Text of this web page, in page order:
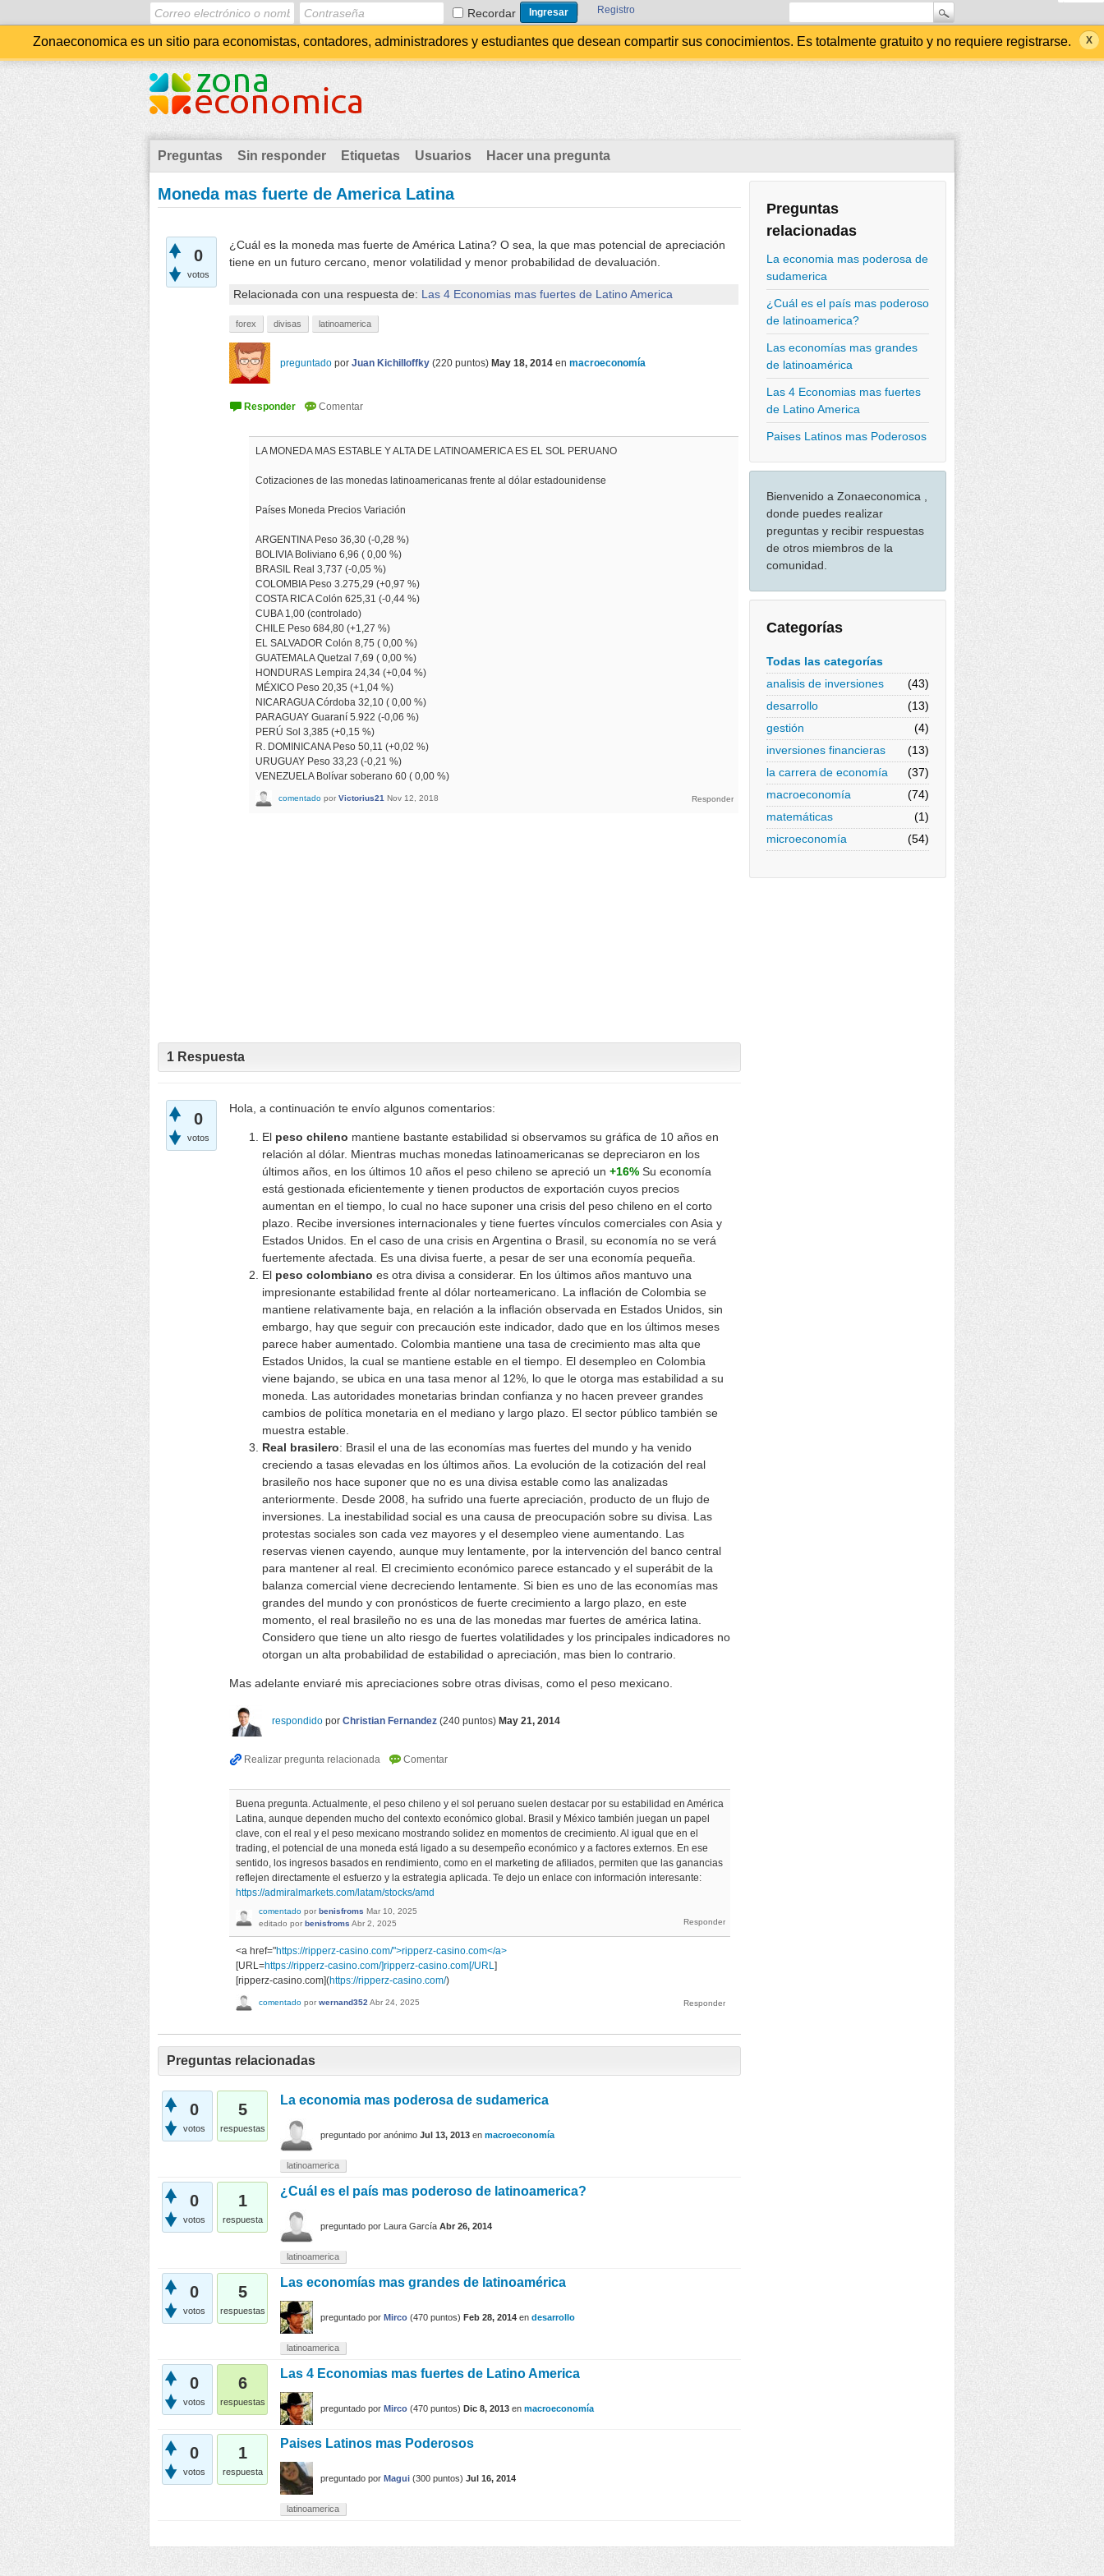
Recordar Registro
Zonaeconomica es un sitio para economistas, contadores, administradores y estudiantes que desean compartir sus conocimientos. Es totalmente gratuito y no requiere registrarse.
Preguntas Sin responder Etiquetas Usuarios Hacer una pregunta
Preguntas
relacionadas
La economia mas poderosa de
sudamerica
¿Cuál es el país mas poderoso
de latinoamerica?
Las economías mas grandes
de latinoamérica
Las 4 Economias mas fuertes
de Latino America
Paises Latinos mas Poderosos
Bienvenido a Zonaeconomica ,
donde puedes realizar
preguntas y recibir respuestas
de otros miembros de la
comunidad.
Categorías
Todas las categorías
analisis de inversiones
(43)
desarrollo
(13)
gestión
(4)
inversiones financieras
(13)
la carrera de economía
(37)
macroeconomía
(74)
matemáticas
(1)
microeconomía
(54)
Moneda mas fuerte de America Latina
0
votos
¿Cuál es la moneda mas fuerte de América Latina? O sea, la que mas potencial de apreciación
tiene en un futuro cercano, menor volatilidad y menor probabilidad de devaluación.
Relacionada con una respuesta de: Las 4 Economias mas fuertes de Latino America
forex divisas latinoamerica
preguntado por Juan Kichilloffky (220 puntos) May 18, 2014 en macroeconomía
LA MONEDA MAS ESTABLE Y ALTA DE LATINOAMERICA ES EL SOL PERUANO
Cotizaciones de las monedas latinoamericanas frente al dólar estadounidense
Países Moneda Precios Variación
ARGENTINA Peso 36,30 (-0,28 %)
BOLIVIA Boliviano 6,96 ( 0,00 %)
BRASIL Real 3,737 (-0,05 %)
COLOMBIA Peso 3.275,29 (+0,97 %)
COSTA RICA Colón 625,31 (-0,44 %)
CUBA 1,00 (controlado)
CHILE Peso 684,80 (+1,27 %)
EL SALVADOR Colón 8,75 ( 0,00 %)
GUATEMALA Quetzal 7,69 ( 0,00 %)
HONDURAS Lempira 24,34 (+0,04 %)
MÉXICO Peso 20,35 (+1,04 %)
NICARAGUA Córdoba 32,10 ( 0,00 %)
PARAGUAY Guaraní 5.922 (-0,06 %)
PERÚ Sol 3,385 (+0,15 %)
R. DOMINICANA Peso 50,11 (+0,02 %)
URUGUAY Peso 33,23 (-0,21 %)
VENEZUELA Bolívar soberano 60 ( 0,00 %)
comentado por Victorius21 Nov 12, 2018
1 Respuesta
0
votos
Hola, a continuación te envío algunos comentarios:
El peso chileno mantiene bastante estabilidad si observamos su gráfica de 10 años en
relación al dólar. Mientras muchas monedas latinoamericanas se depreciaron en los
últimos años, en los últimos 10 años el peso chileno se apreció un +16% Su economía
está gestionada eficientemente y tienen productos de exportación cuyos precios
aumentan en el tiempo, lo cual no hace suponer una crisis del peso chileno en el corto
plazo. Recibe inversiones internacionales y tiene fuertes vínculos comerciales con Asia y
Estados Unidos. En el caso de una crisis en Argentina o Brasil, su economía no se verá
fuertemente afectada. Es una divisa fuerte, a pesar de ser una economía pequeña.
El peso colombiano es otra divisa a considerar. En los últimos años mantuvo una
impresionante estabilidad frente al dólar norteamericano. La inflación de Colombia se
mantiene relativamente baja, en relación a la inflación observada en Estados Unidos, sin
embargo, hay que seguir con precaución este indicador, dado que en los últimos meses
parece haber aumentado. Colombia mantiene una tasa de crecimiento mas alta que
Estados Unidos, la cual se mantiene estable en el tiempo. El desempleo en Colombia
viene bajando, se ubica en una tasa menor al 12%, lo que le otorga mas estabilidad a su
moneda. Las autoridades monetarias brindan confianza y no hacen preveer grandes
cambios de política monetaria en el mediano y largo plazo. El sector público también se
muestra estable.
Real brasilero: Brasil el una de las economías mas fuertes del mundo y ha venido
creciendo a tasas elevadas en los últimos años. La evolución de la cotización del real
brasileño nos hace suponer que no es una divisa estable como las analizadas
anteriormente. Desde 2008, ha sufrido una fuerte apreciación, producto de un flujo de
inversiones. La inestabilidad social es una causa de preocupación sobre su divisa. Las
protestas sociales son cada vez mayores y el desempleo viene aumentando. Las
reservas vienen cayendo, aunque muy lentamente, por la intervención del banco central
para mantener al real. El crecimiento económico parece estancado y el superábit de la
balanza comercial viene decreciendo lentamente. Si bien es uno de las economías mas
grandes del mundo y con pronósticos de fuerte crecimiento a largo plazo, en este
momento, el real brasileño no es una de las monedas mar fuertes de américa latina.
Considero que tiene un alto riesgo de fuertes volatilidades y los principales indicadores no
otorgan un alta probabilidad de estabilidad o apreciación, mas bien lo contrario.
Mas adelante enviaré mis apreciaciones sobre otras divisas, como el peso mexicano.
respondido por Christian Fernandez (240 puntos) May 21, 2014
Buena pregunta. Actualmente, el peso chileno y el sol peruano suelen destacar por su estabilidad en América
Latina, aunque dependen mucho del contexto económico global. Brasil y México también juegan un papel
clave, con el real y el peso mexicano mostrando solidez en momentos de crecimiento. Al igual que en el
trading, el potencial de una moneda está ligado a su desempeño económico y a factores externos. En ese
sentido, los ingresos basados en rendimiento, como en el marketing de afiliados, permiten que las ganancias
reflejen directamente el esfuerzo y la estrategia aplicada. Te dejo un enlace con información interesante:
https://admiralmarkets.com/latam/stocks/amd
comentado por benisfroms Mar 10, 2025
editado por benisfroms Abr 2, 2025
<a href="https://ripperz-casino.com/">ripperz-casino.com</a>
[URL=https://ripperz-casino.com/]ripperz-casino.com[/URL]
[ripperz-casino.com](https://ripperz-casino.com/)
comentado por wernand352Abr 24, 2025
Preguntas relacionadas
0
votos
5
respuestas
La economia mas poderosa de sudamerica
preguntado por anónimo Jul 13, 2013 en macroeconomía
latinoamerica
0
votos
1
respuesta
¿Cuál es el país mas poderoso de latinoamerica?
preguntado por Laura García Abr 26, 2014
latinoamerica
0
votos
5
respuestas
Las economías mas grandes de latinoamérica
preguntado por Mirco (470 puntos) Feb 28, 2014 en desarrollo
latinoamerica
0
votos
6
respuestas
Las 4 Economias mas fuertes de Latino America
preguntado por Mirco (470 puntos) Dic 8, 2013 en macroeconomía
0
votos
1
respuesta
Paises Latinos mas Poderosos
preguntado por Magui (300 puntos) Jul 16, 2014
latinoamerica